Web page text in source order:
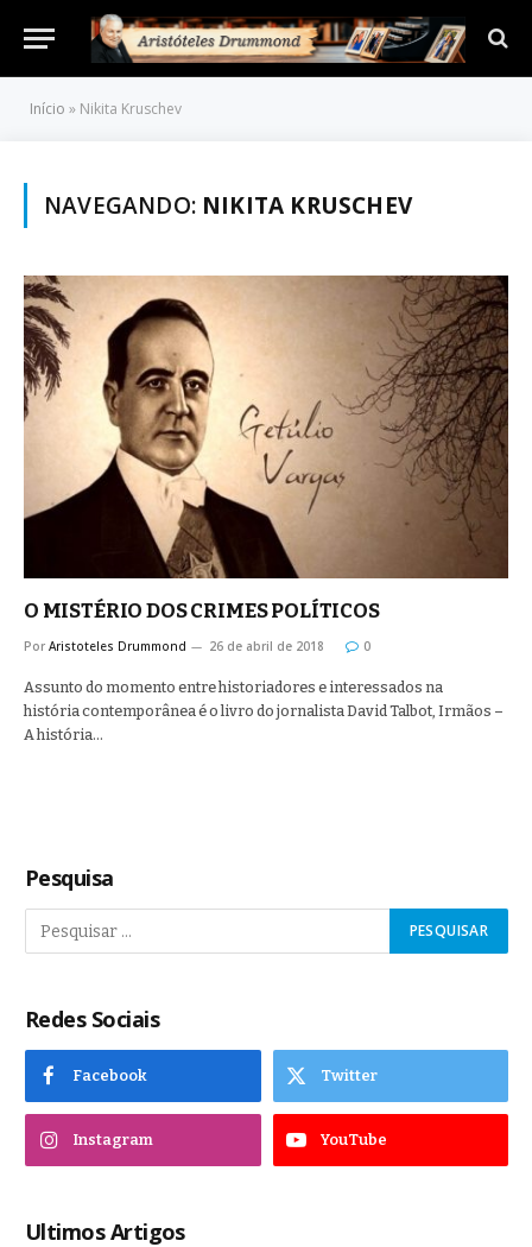
Início » Nikita Kruschev
NAVEGANDO: NIKITA KRUSCHEV
O MISTÉRIO DOS CRIMES POLÍTICOS
Por Aristoteles Drummond 26 de abril de 2018 0
Assunto do momento entre historiadores e interessados na
história contemporânea é o livro do jornalista David Talbot, Irmãos –
A história…
Pesquisa
Redes Sociais
Facebook Twitter
Instagram YouTube
Ultimos Artigos